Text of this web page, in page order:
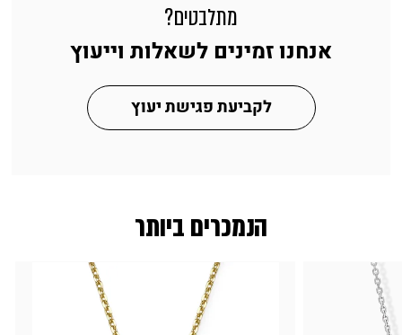
הנמכרים ביותר
מתלבטים?
אנחנו זמינים לשאלות וייעוץ
לקביעת פגישת יעוץ